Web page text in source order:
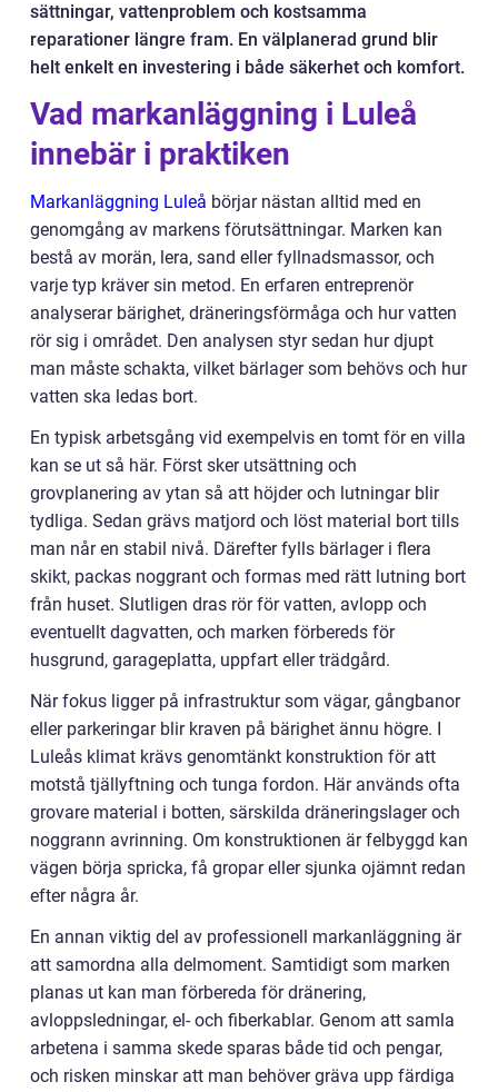
sättningar, vattenproblem och kostsamma
reparationer längre fram. En välplanerad grund blir
helt enkelt en investering i både säkerhet och komfort.
Vad markanläggning i Luleå
innebär i praktiken
Markanläggning Luleå börjar nästan alltid med en
genomgång av markens förutsättningar. Marken kan
bestå av morän, lera, sand eller fyllnadsmassor, och
varje typ kräver sin metod. En erfaren entreprenör
analyserar bärighet, dräneringsförmåga och hur vatten
rör sig i området. Den analysen styr sedan hur djupt
man måste schakta, vilket bärlager som behövs och hur
vatten ska ledas bort.
En typisk arbetsgång vid exempelvis en tomt för en villa
kan se ut så här. Först sker utsättning och
grovplanering av ytan så att höjder och lutningar blir
tydliga. Sedan grävs matjord och löst material bort tills
man når en stabil nivå. Därefter fylls bärlager i flera
skikt, packas noggrant och formas med rätt lutning bort
från huset. Slutligen dras rör för vatten, avlopp och
eventuellt dagvatten, och marken förbereds för
husgrund, garageplatta, uppfart eller trädgård.
När fokus ligger på infrastruktur som vägar, gångbanor
eller parkeringar blir kraven på bärighet ännu högre. I
Luleås klimat krävs genomtänkt konstruktion för att
motstå tjällyftning och tunga fordon. Här används ofta
grovare material i botten, särskilda dräneringslager och
noggrann avrinning. Om konstruktionen är felbyggd kan
vägen börja spricka, få gropar eller sjunka ojämnt redan
efter några år.
En annan viktig del av professionell markanläggning är
att samordna alla delmoment. Samtidigt som marken
planas ut kan man förbereda för dränering,
avloppsledningar, el- och fiberkablar. Genom att samla
arbetena i samma skede sparas både tid och pengar,
och risken minskar att man behöver gräva upp färdiga